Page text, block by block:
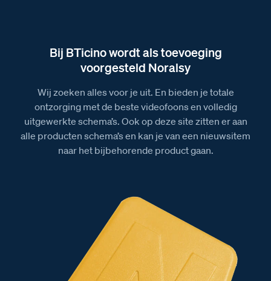
Bij BTicino wordt als toevoeging
voorgesteld Noralsy
Wij zoeken alles voor je uit. En bieden je totale
ontzorging met de beste videofoons en volledig
uitgewerkte schema’s. Ook op deze site zitten er aan
alle producten schema’s en kan je van een nieuwsitem
naar het bijbehorende product gaan.